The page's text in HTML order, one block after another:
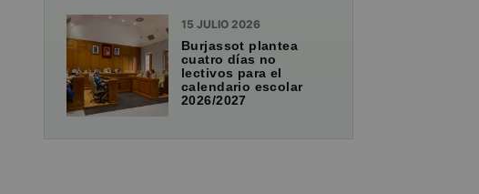
15 JULIO 2026
Burjassot plantea
cuatro días no
lectivos para el
calendario escolar
2026/2027